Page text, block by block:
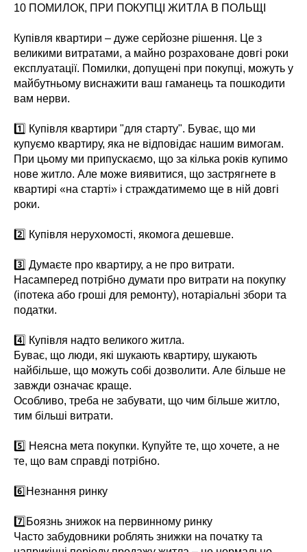
10 ПОМИЛОК, ПРИ ПОКУПЦІ ЖИТЛА В ПОЛЬЩІ
Купівля квартири – дуже серйозне рішення. Це з
великими витратами, а майно розраховане довгі роки
експлуатації. Помилки, допущені при покупці, можуть у
майбутньому виснажити ваш гаманець та пошкодити
вам нерви.
1️⃣ Купівля квартири "для старту". Буває, що ми
купуємо квартиру, яка не відповідає нашим вимогам.
При цьому ми припускаємо, що за кілька років купимо
нове житло. Але може виявитися, що застрягнете в
квартирі «на старті» і страждатимемо ще в ній довгі
роки.
2️⃣ Купівля нерухомості, якомога дешевше.
3️⃣ Думаєте про квартиру, а не про витрати.
Насамперед потрібно думати про витрати на покупку
(іпотека або гроші для ремонту), нотаріальні збори та
податки.
4️⃣ Купівля надто великого житла.
Буває, що люди, які шукають квартиру, шукають
найбільше, що можуть собі дозволити. Але більше не
завжди означає краще.
Особливо, треба не забувати, що чим більше житло,
тим більші витрати.
5️⃣ Неясна мета покупки. Купуйте те, що хочете, а не
те, що вам справді потрібно.
6️⃣Незнання ринку
7️⃣Боязнь знижок на первинному ринку
Часто забудовники роблять знижки на початку та